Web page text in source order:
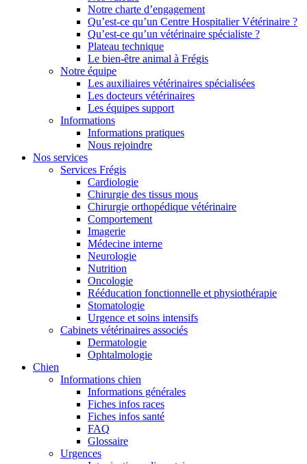
Notre charte d’engagement
Qu’est-ce qu’un Centre Hospitalier Vétérinaire ?
Qu’est-ce qu’un vétérinaire spécialiste ?
Plateau technique
Le bien-être animal à Frégis
Notre équipe
Les auxiliaires vétérinaires spécialisées
Les docteurs vétérinaires
Les équipes support
Informations
Informations pratiques
Nous rejoindre
Nos services
Services Frégis
Cardiologie
Chirurgie des tissus mous
Chirurgie orthopédique vétérinaire
Comportement
Imagerie
Médecine interne
Neurologie
Nutrition
Oncologie
Rééducation fonctionnelle et physiothérapie
Stomatologie
Urgence et soins intensifs
Cabinets vétérinaires associés
Dermatologie
Ophtalmologie
Chien
Informations chien
Informations générales
Fiches infos races
Fiches infos santé
FAQ
Glossaire
Urgences